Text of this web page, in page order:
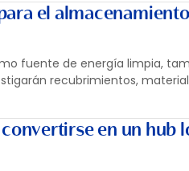
el
fuente de energía limpia,
recubrimientos,
en un hub